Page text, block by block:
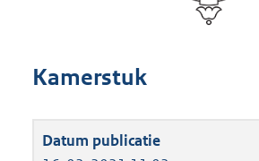
Kamerstuk